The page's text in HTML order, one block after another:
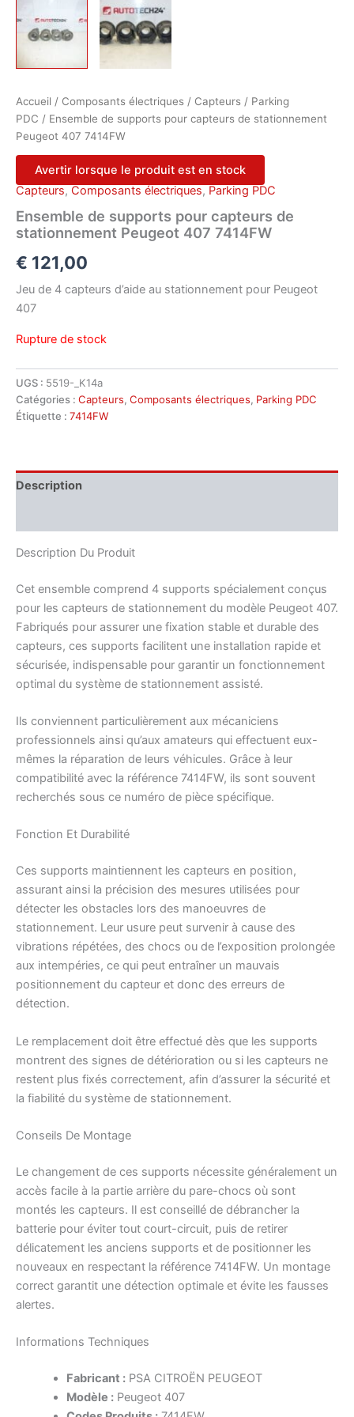
Accueil / Composants électriques / Capteurs / Parking
PDC / Ensemble de supports pour capteurs de stationnement
Peugeot 407 7414FW
Avertir lorsque le produit est en stock
Capteurs, Composants électriques, Parking PDC
Ensemble de supports pour capteurs de
stationnement Peugeot 407 7414FW
€ 121,00
Jeu de 4 capteurs d’aide au stationnement pour Peugeot
407
Rupture de stock
UGS : 5519-_K14a
Catégories : Capteurs, Composants électriques, Parking PDC
Étiquette : 7414FW
Description
Description Du Produit
Cet ensemble comprend 4 supports spécialement conçus
pour les capteurs de stationnement du modèle Peugeot 407.
Fabriqués pour assurer une fixation stable et durable des
capteurs, ces supports facilitent une installation rapide et
sécurisée, indispensable pour garantir un fonctionnement
optimal du système de stationnement assisté.
Ils conviennent particulièrement aux mécaniciens
professionnels ainsi qu’aux amateurs qui effectuent eux-
mêmes la réparation de leurs véhicules. Grâce à leur
compatibilité avec la référence 7414FW, ils sont souvent
recherchés sous ce numéro de pièce spécifique.
Fonction Et Durabilité
Ces supports maintiennent les capteurs en position,
assurant ainsi la précision des mesures utilisées pour
détecter les obstacles lors des manoeuvres de
stationnement. Leur usure peut survenir à cause des
vibrations répétées, des chocs ou de l’exposition prolongée
aux intempéries, ce qui peut entraîner un mauvais
positionnement du capteur et donc des erreurs de
détection.
Le remplacement doit être effectué dès que les supports
montrent des signes de détérioration ou si les capteurs ne
restent plus fixés correctement, afin d’assurer la sécurité et
la fiabilité du système de stationnement.
Conseils De Montage
Le changement de ces supports nécessite généralement un
accès facile à la partie arrière du pare-chocs où sont
montés les capteurs. Il est conseillé de débrancher la
batterie pour éviter tout court-circuit, puis de retirer
délicatement les anciens supports et de positionner les
nouveaux en respectant la référence 7414FW. Un montage
correct garantit une détection optimale et évite les fausses
alertes.
Informations Techniques
Fabricant :PSA CITROËN PEUGEOT
Modèle :Peugeot 407